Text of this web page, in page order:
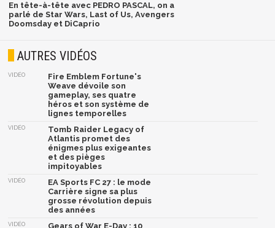
En tête-à-tête avec PEDRO PASCAL, on a
parlé de Star Wars, Last of Us, Avengers
Doomsday et DiCaprio
AUTRES VIDÉOS
VIDÉO
Fire Emblem Fortune's
Weave dévoile son
gameplay, ses quatre
héros et son système de
lignes temporelles
VIDÉO
Tomb Raider Legacy of
Atlantis promet des
énigmes plus exigeantes
et des pièges
impitoyables
VIDÉO
EA Sports FC 27 : le mode
Carrière signe sa plus
grosse révolution depuis
des années
VIDÉO Gears of War E-Day : 10